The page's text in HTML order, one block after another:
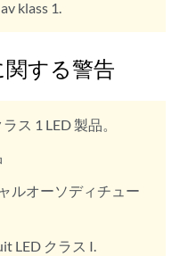
klass 1.
関する警告
ラス 1 LED 製品。
ルオーソディチュー
LED クラス I.